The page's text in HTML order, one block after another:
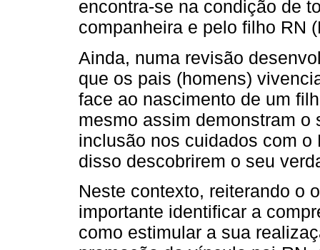
encontra-se na condição de
companheira e pelo filho RN
Ainda, numa revisão
que os pais (homens)
face ao nascimento de um
mesmo assim demonstram
inclusão nos cuidados com o
disso descobrirem o seu
Neste contexto, reiterando o
importante identificar a
como estimular a sua